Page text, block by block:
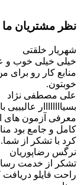
نظر مشتریان ما
شهریار خلقتی
خیلی خیلی خوب و
منابع کار رو
خوبتون.
علی مصطفی نژاد
بسیاااااااار
معرفی آزمون های
کامل و جامع بود
کرد با تشکر از شما.
نرگس رضاپوریان
تشکر از خدمت
راحت فایلو